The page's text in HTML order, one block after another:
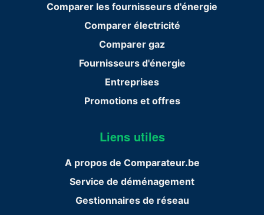
Comparer les fournisseurs d'énergie
Comparer électricité
Comparer gaz
Fournisseurs d'énergie
Entreprises
Promotions et offres
Liens utiles
A propos de Comparateur.be
Service de déménagement
Gestionnaires de réseau